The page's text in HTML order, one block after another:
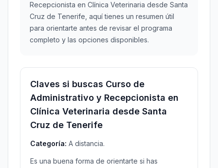
Recepcionista en Clínica Veterinaria desde Santa
Cruz de Tenerife, aquí tienes un resumen útil
para orientarte antes de revisar el programa
completo y las opciones disponibles.
Claves si buscas Curso de
Administrativo y Recepcionista en
Clínica Veterinaria desde Santa
Cruz de Tenerife
Categoría: A distancia.
Es una buena forma de orientarte si has